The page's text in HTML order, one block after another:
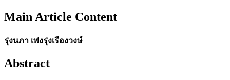
Main Article Content
รุ่งนภา เพ่งรุ่งเรืองวงษ์
Abstract